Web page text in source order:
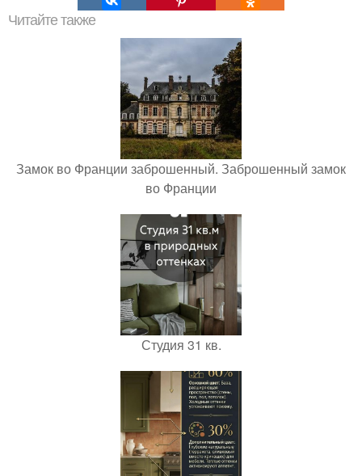
Читайте также
Замок во Франции заброшенный. Заброшенный замок
во Франции
Студия 31 кв.